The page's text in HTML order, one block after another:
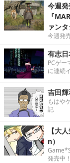
今週
『
ァン
今週発
有志
PCゲー
に連続
吉田
もはや
記
【大
n）
発売中！